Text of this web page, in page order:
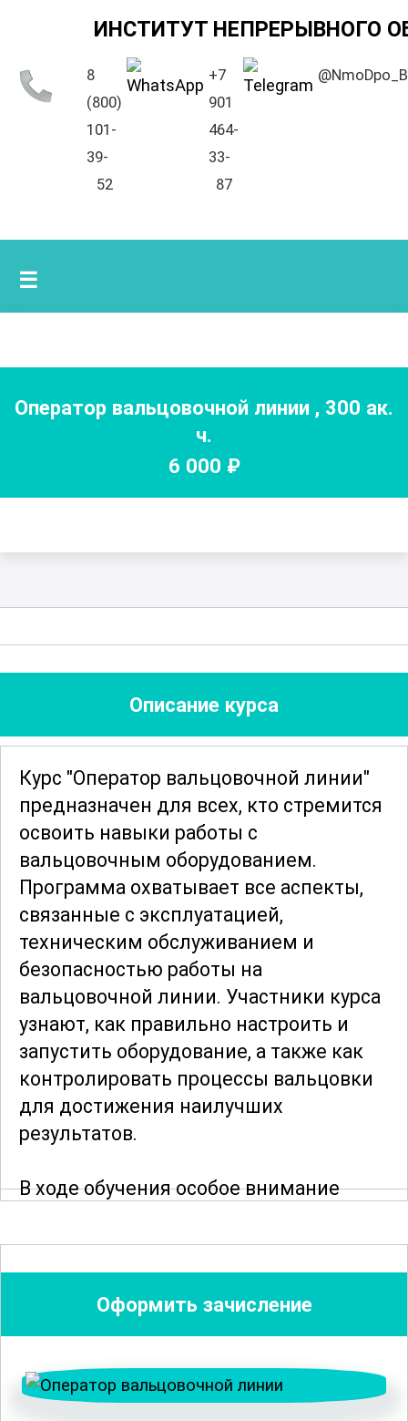
ИНСТИТУТ НЕПРЕРЫВНОГО
8
(800)
101-
39-
52
+7
901
464-
33-
87
☰
Оператор вальцовочной линии , 300 ак.
ч.
6 000 ₽
Описание курса
Курс "Оператор вальцовочной линии"
предназначен для всех, кто стремится
освоить навыки работы с
вальцовочным оборудованием.
Программа охватывает все аспекты,
связанные с эксплуатацией,
техническим обслуживанием и
безопасностью работы на
вальцовочной линии. Участники курса
узнают, как правильно настроить и
запустить оборудование, а также как
контролировать процессы вальцовки
для достижения наилучших
результатов.
В ходе обучения особое внимание
работы на вальцовочной линии.
Рассматриваются различные типы
вальцовочных станков, их
Учащиеся научатся анализировать и
устранять возможные неисправности, а
Оформить зачисление